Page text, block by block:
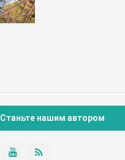
Станьте нашим автором